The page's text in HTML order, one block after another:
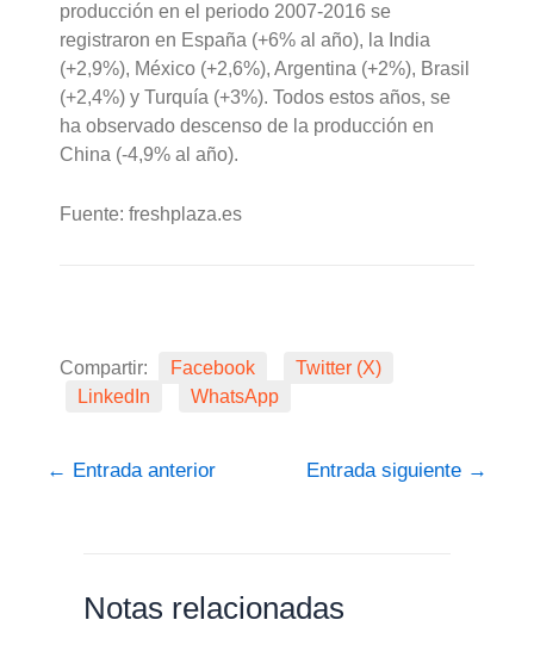
producción en el periodo 2007-2016 se
registraron en España (+6% al año), la India
(+2,9%), México (+2,6%), Argentina (+2%), Brasil
(+2,4%) y Turquía (+3%). Todos estos años, se
ha observado descenso de la producción en
China (-4,9% al año).
Fuente: freshplaza.es
Compartir: Facebook
Twitter (X)
LinkedIn
WhatsApp
← Entrada anterior Entrada siguiente →
Notas relacionadas